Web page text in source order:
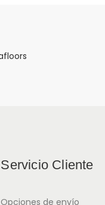
Servicio Cliente
Opciones de envío